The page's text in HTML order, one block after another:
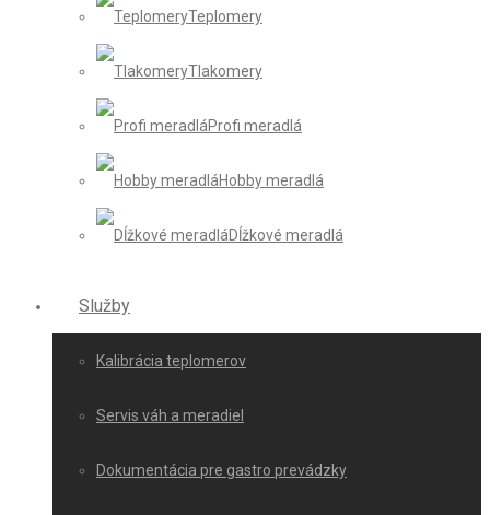
Teplomery
Tlakomery
Profi meradlá
Hobby meradlá
Dĺžkové meradlá
Služby
Kalibrácia teplomerov
Servis váh a meradiel
Dokumentácia pre gastro prevádzky